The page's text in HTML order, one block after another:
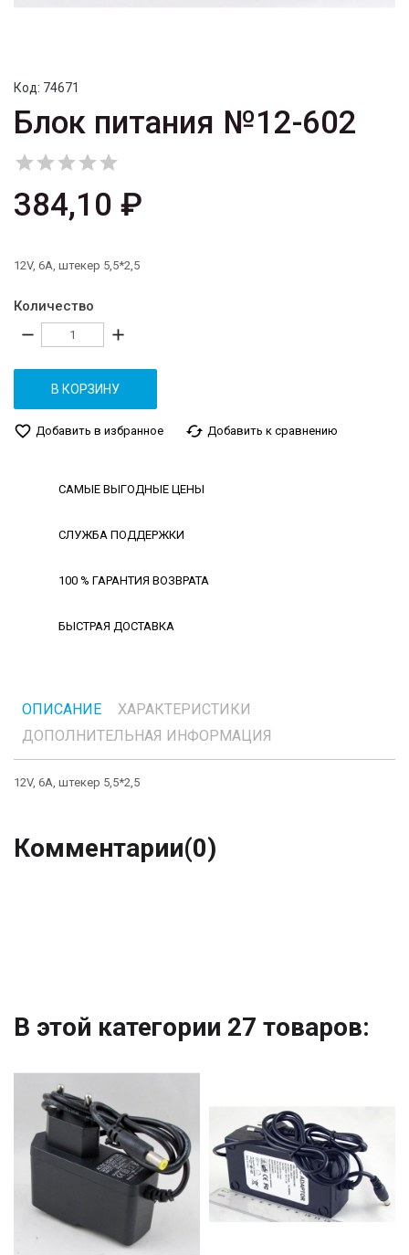
Код: 74671
Блок питания №12-602

384,10 ₽
12V, 6A, штекер 5,5*2,5
Количество
remove add
В КОРЗИНУ
favorite_border Добавить в избранное cached Добавить к сравнению
САМЫЕ ВЫГОДНЫЕ ЦЕНЫ
СЛУЖБА ПОДДЕРЖКИ
100 % ГАРАНТИЯ ВОЗВРАТА
БЫСТРАЯ ДОСТАВКА
ОПИСАНИЕ
ХАРАКТЕРИСТИКИ
ДОПОЛНИТЕЛЬНАЯ ИНФОРМАЦИЯ
12V, 6A, штекер 5,5*2,5
Комментарии(0)
В этой категории 27 товаров: